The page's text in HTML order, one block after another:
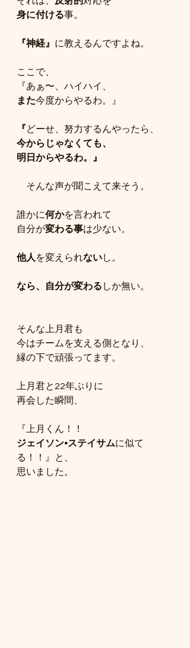
身に付ける事。
『神経』 に教えるんですよね。
ここで、
『あぁ〜、ハイハイ、
また今度からやるわ。』
『 どーせ、努力するんやったら、
今からじゃなくても、
明日からやるわ。』
そんな声が聞こえて来そう。
誰かに何かを言われて
自分が変わる事は少ない。
他人 を変えられないし。
なら、自分が変わる しか無い。
そんな上月君も
今はチームを支える側となり、
縁の下で頑張ってます。
上月君と22年ぶりに
再会した瞬間、
『上月くん！！
ジェイソン•ステイサムに似て
る！！』と、
思いました。